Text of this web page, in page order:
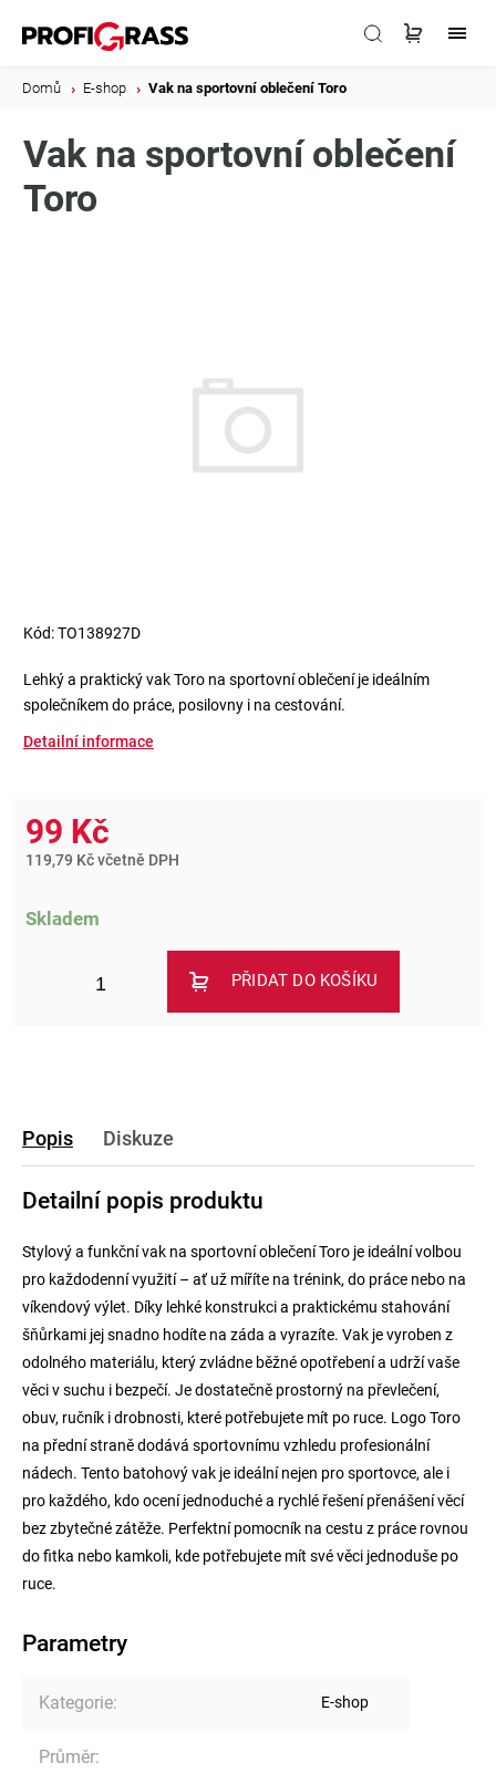
Domů E-shop Vak na sportovní oblečení Toro
Vak na sportovní oblečení
Toro
Kód:TO138927D
Lehký a praktický vak Toro na sportovní oblečení je ideálním
společníkem do práce, posilovny i na cestování.
Detailní informace
99 Kč
119,79 Kč včetně DPH
Skladem
PŘIDAT DO KOŠÍKU
Popis Diskuze
Detailní popis produktu
Stylový a funkční vak na sportovní oblečení Toro je ideální volbou
pro každodenní využití – ať už míříte na trénink, do práce nebo na
víkendový výlet. Díky lehké konstrukci a praktickému stahování
šňůrkami jej snadno hodíte na záda a vyrazíte. Vak je vyroben z
odolného materiálu, který zvládne běžné opotřebení a udrží vaše
věci v suchu i bezpečí. Je dostatečně prostorný na převlečení,
obuv, ručník i drobnosti, které potřebujete mít po ruce. Logo Toro
na přední straně dodává sportovnímu vzhledu profesionální
nádech. Tento batohový vak je ideální nejen pro sportovce, ale i
pro každého, kdo ocení jednoduché a rychlé řešení přenášení věcí
bez zbytečné zátěže. Perfektní pomocník na cestu z práce rovnou
do fitka nebo kamkoli, kde potřebujete mít své věci jednoduše po
ruce.
Parametry
Kategorie: E-shop
Průměr: